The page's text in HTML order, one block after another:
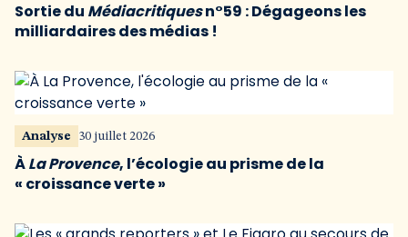
Sortie du Médiacritiquesn°59 : Dégageons les
milliardaires des médias !
Analyse 30 juillet 2026
ÀLa Provence, l’écologie au prisme de la
« croissance verte »